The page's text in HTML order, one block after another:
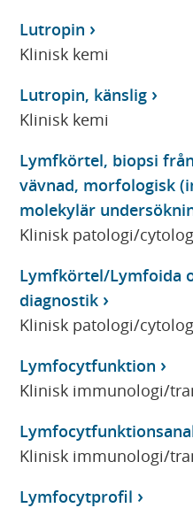
Lutropin
Klinisk kemi
Lutropin, känslig
Klinisk kemi
Lymfkörtel, biopsi
vävnad, morfologisk
molekylär
Klinisk patologi/
Lymfkörtel/Lymfoida
diagnostik
Klinisk patologi/
Lymfocytfunktion
Klinisk immunologi/
Klinisk immunologi/
Lymfocytprofil